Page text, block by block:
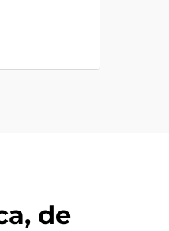
de